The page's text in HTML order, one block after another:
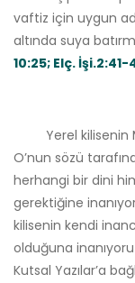
vaftiz için uygun
altında suya
10:25; Elç. İşi.2:41-
Yerel kilisenin
O’nun sözü
herhangi bir dini
gerektiğine
kilisenin kendi
olduğuna
Kutsal Yazılar’a